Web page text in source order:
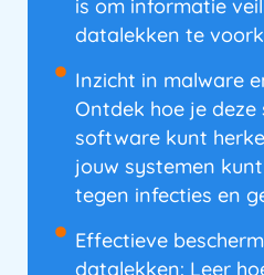
is om informatie
datalekken te
Inzicht in malware
Ontdek hoe je deze
software kunt
jouw systemen
tegen infecties en
Effectieve
datalekken: Leer